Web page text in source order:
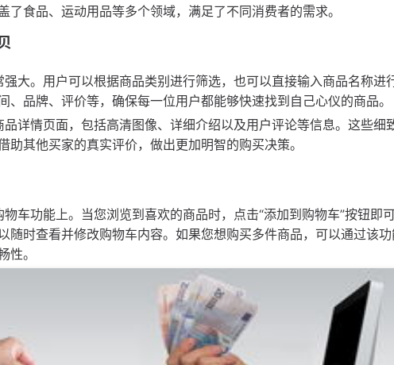
食品、运动用品等多个领域，满足了不同消费者的需求。
大。用户可以根据商品类别进行筛选，也可以直接输入商品名称进
品牌、评价等，确保每一位用户都能够快速找到自己心仪的商品。
详情页面，包括高清图像、详细介绍以及用户评论等信息。这些细
其他买家的真实评价，做出更加明智的购买决策。
车功能上。当您浏览到喜欢的商品时，点击“添加到购物车”按钮即
随时查看并修改购物车内容。如果您想购买多件商品，可以通过该
性。